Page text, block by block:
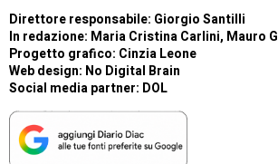
Direttore responsabile: Giorgio Santilli
In redazione: Maria Cristina Carlini, Mauro
Progetto grafico: Cinzia Leone
Web design: No Digital Brain
Social media partner: DOL